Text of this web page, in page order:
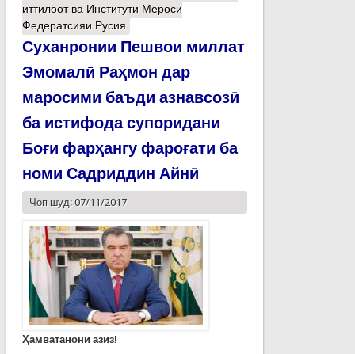
иттилоот ва Институти Мероси
Федератсияи Русия
Суханронии Пешвои миллат
Эмомалӣ Раҳмон дар
маросими баъди азнавсозӣ
ба истифода супоридани
Боғи фарҳангу фароғати ба
номи Садриддин Айнӣ
Чоп шуд: 07/11/2017
Ҳамватанони азиз!